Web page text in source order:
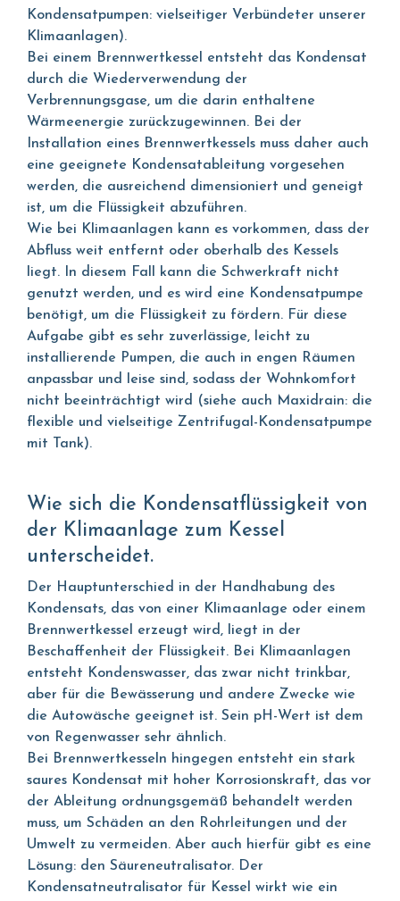
Kondensatpumpen: vielseitiger Verbündeter unserer
Klimaanlagen).
Bei einem Brennwertkessel entsteht das Kondensat
durch die Wiederverwendung der
Verbrennungsgase, um die darin enthaltene
Wärmeenergie zurückzugewinnen. Bei der
Installation eines Brennwertkessels muss daher auch
eine geeignete Kondensatableitung vorgesehen
werden, die ausreichend dimensioniert und geneigt
ist, um die Flüssigkeit abzuführen.
Wie bei Klimaanlagen kann es vorkommen, dass der
Abfluss weit entfernt oder oberhalb des Kessels
liegt. In diesem Fall kann die Schwerkraft nicht
genutzt werden, und es wird eine Kondensatpumpe
benötigt, um die Flüssigkeit zu fördern. Für diese
Aufgabe gibt es sehr zuverlässige, leicht zu
installierende Pumpen, die auch in engen Räumen
anpassbar und leise sind, sodass der Wohnkomfort
nicht beeinträchtigt wird (siehe auch Maxidrain: die
flexible und vielseitige Zentrifugal-Kondensatpumpe
mit Tank).
Wie sich die Kondensatflüssigkeit von
der Klimaanlage zum Kessel
unterscheidet.
Der Hauptunterschied in der Handhabung des
Kondensats, das von einer Klimaanlage oder einem
Brennwertkessel erzeugt wird, liegt in der
Beschaffenheit der Flüssigkeit. Bei Klimaanlagen
entsteht Kondenswasser, das zwar nicht trinkbar,
aber für die Bewässerung und andere Zwecke wie
die Autowäsche geeignet ist. Sein pH-Wert ist dem
von Regenwasser sehr ähnlich.
Bei Brennwertkesseln hingegen entsteht ein stark
saures Kondensat mit hoher Korrosionskraft, das vor
der Ableitung ordnungsgemäß behandelt werden
muss, um Schäden an den Rohrleitungen und der
Umwelt zu vermeiden. Aber auch hierfür gibt es eine
Lösung: den Säureneutralisator. Der
Kondensatneutralisator für Kessel wirkt wie ein